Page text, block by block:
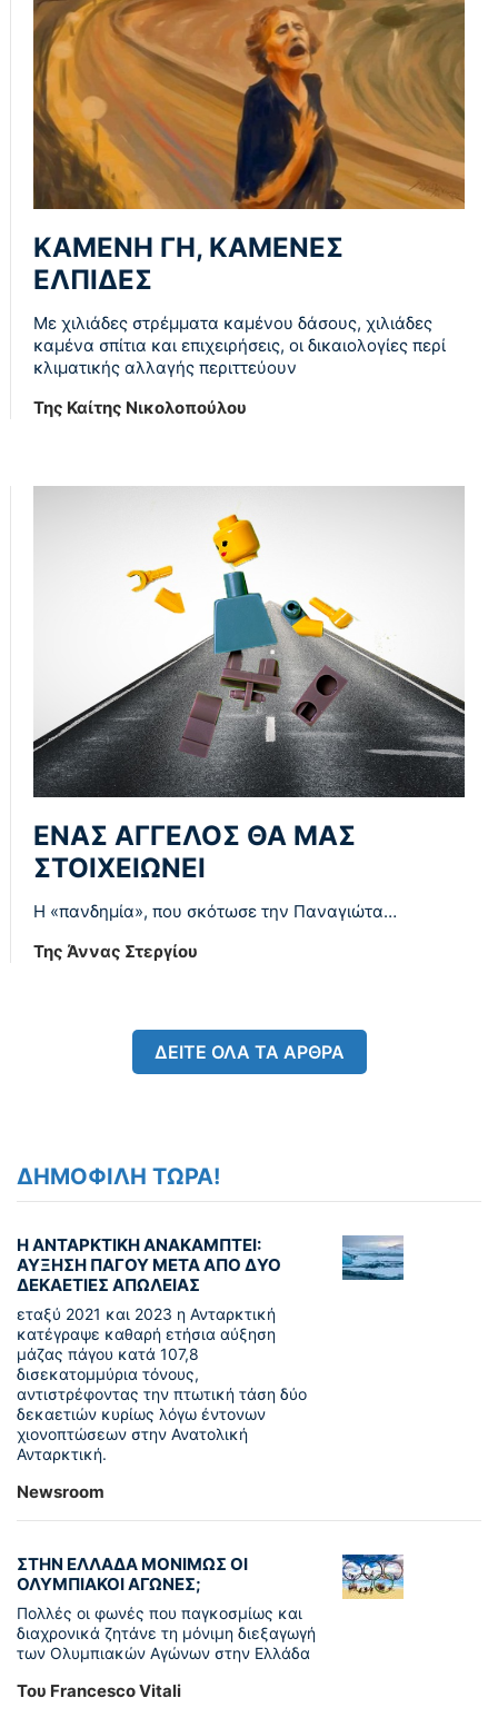
ΚΑΜΕΝΗ ΓΗ, ΚΑΜΕΝΕΣ
ΕΛΠΙΔΕΣ
Με χιλιάδες στρέμματα καμένου δάσους, χιλιάδες
καμένα σπίτια και επιχειρήσεις, οι δικαιολογίες περί
κλιματικής αλλαγής περιττεύουν
Της Καίτης Νικολοπούλου
ΕΝΑΣ ΑΓΓΕΛΟΣ ΘΑ ΜΑΣ
ΣΤΟΙΧΕΙΩΝΕΙ
Η «πανδημία», που σκότωσε την Παναγιώτα…
Της Άννας Στεργίου
ΔΕΙΤΕ ΟΛΑ ΤΑ ΑΡΘΡΑ
ΔΗΜΟΦΙΛΗ ΤΩΡΑ!
Η ΑΝΤΑΡΚΤΙΚΗ ΑΝΑΚΑΜΠΤΕΙ:
ΑΥΞΗΣΗ ΠΑΓΟΥ ΜΕΤΑ ΑΠΟ ΔΥΟ
ΔΕΚΑΕΤΙΕΣ ΑΠΩΛΕΙΑΣ
εταξύ 2021 και 2023 η Ανταρκτική
κατέγραψε καθαρή ετήσια αύξηση
μάζας πάγου κατά 107,8
δισεκατομμύρια τόνους,
αντιστρέφοντας την πτωτική τάση δύο
δεκαετιών κυρίως λόγω έντονων
χιονοπτώσεων στην Ανατολική
Ανταρκτική.
Newsroom
ΣΤΗΝ ΕΛΛΑΔΑ ΜΟΝΙΜΩΣ ΟΙ
ΟΛΥΜΠΙΑΚΟΙ ΑΓΩΝΕΣ;
Πολλές οι φωνές που παγκοσμίως και
διαχρονικά ζητάνε τη μόνιμη διεξαγωγή
των Ολυμπιακών Αγώνων στην Ελλάδα
Του Francesco Vitali